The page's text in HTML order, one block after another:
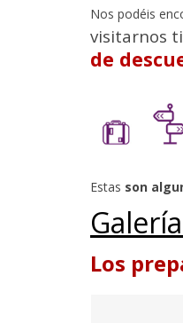
Nos podéis
visitarnos
de
Estas son
Los